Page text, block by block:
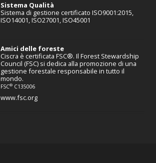
Sistema Qualità
Sistema di gestione certificato ISO9001:2015,
ISO14001, ISO27001, ISO45001
Amici delle foreste
Ciscra è certificata FSC®. Il Forest Stewardship
Council (FSC) si dedica alla promozione di una
gestione forestale responsabile in tutto il
mondo.
FSC® C135006
www.fsc.org